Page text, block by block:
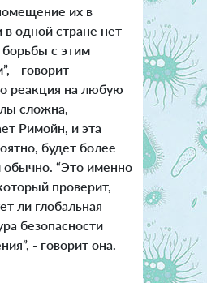
их в
в одной стране нет
с этим
- говорит
реакция на любую
сложна,
Римойн, и эта
будет более
“Это именно
проверит,
ли глобальная
безопасности
- говорит она.